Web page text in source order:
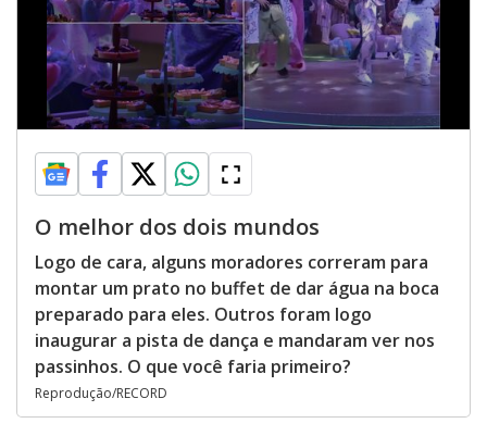
O melhor dos dois mundos
Logo de cara, alguns moradores correram para
montar um prato no buffet de dar água na boca
preparado para eles. Outros foram logo
inaugurar a pista de dança e mandaram ver nos
passinhos. O que você faria primeiro?
Reprodução/RECORD